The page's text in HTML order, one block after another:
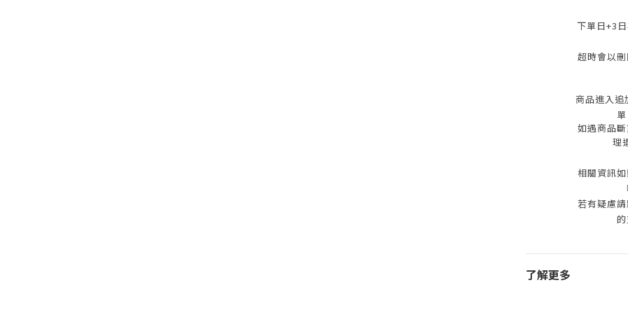
下單日+3
超時會以
商品進入追
單
如遇商品
理
相關資訊如
若有疑慮
了解更多